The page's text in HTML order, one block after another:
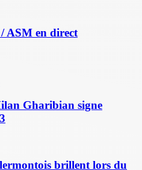
ASM en direct
Gharibian signe
brillent lors du